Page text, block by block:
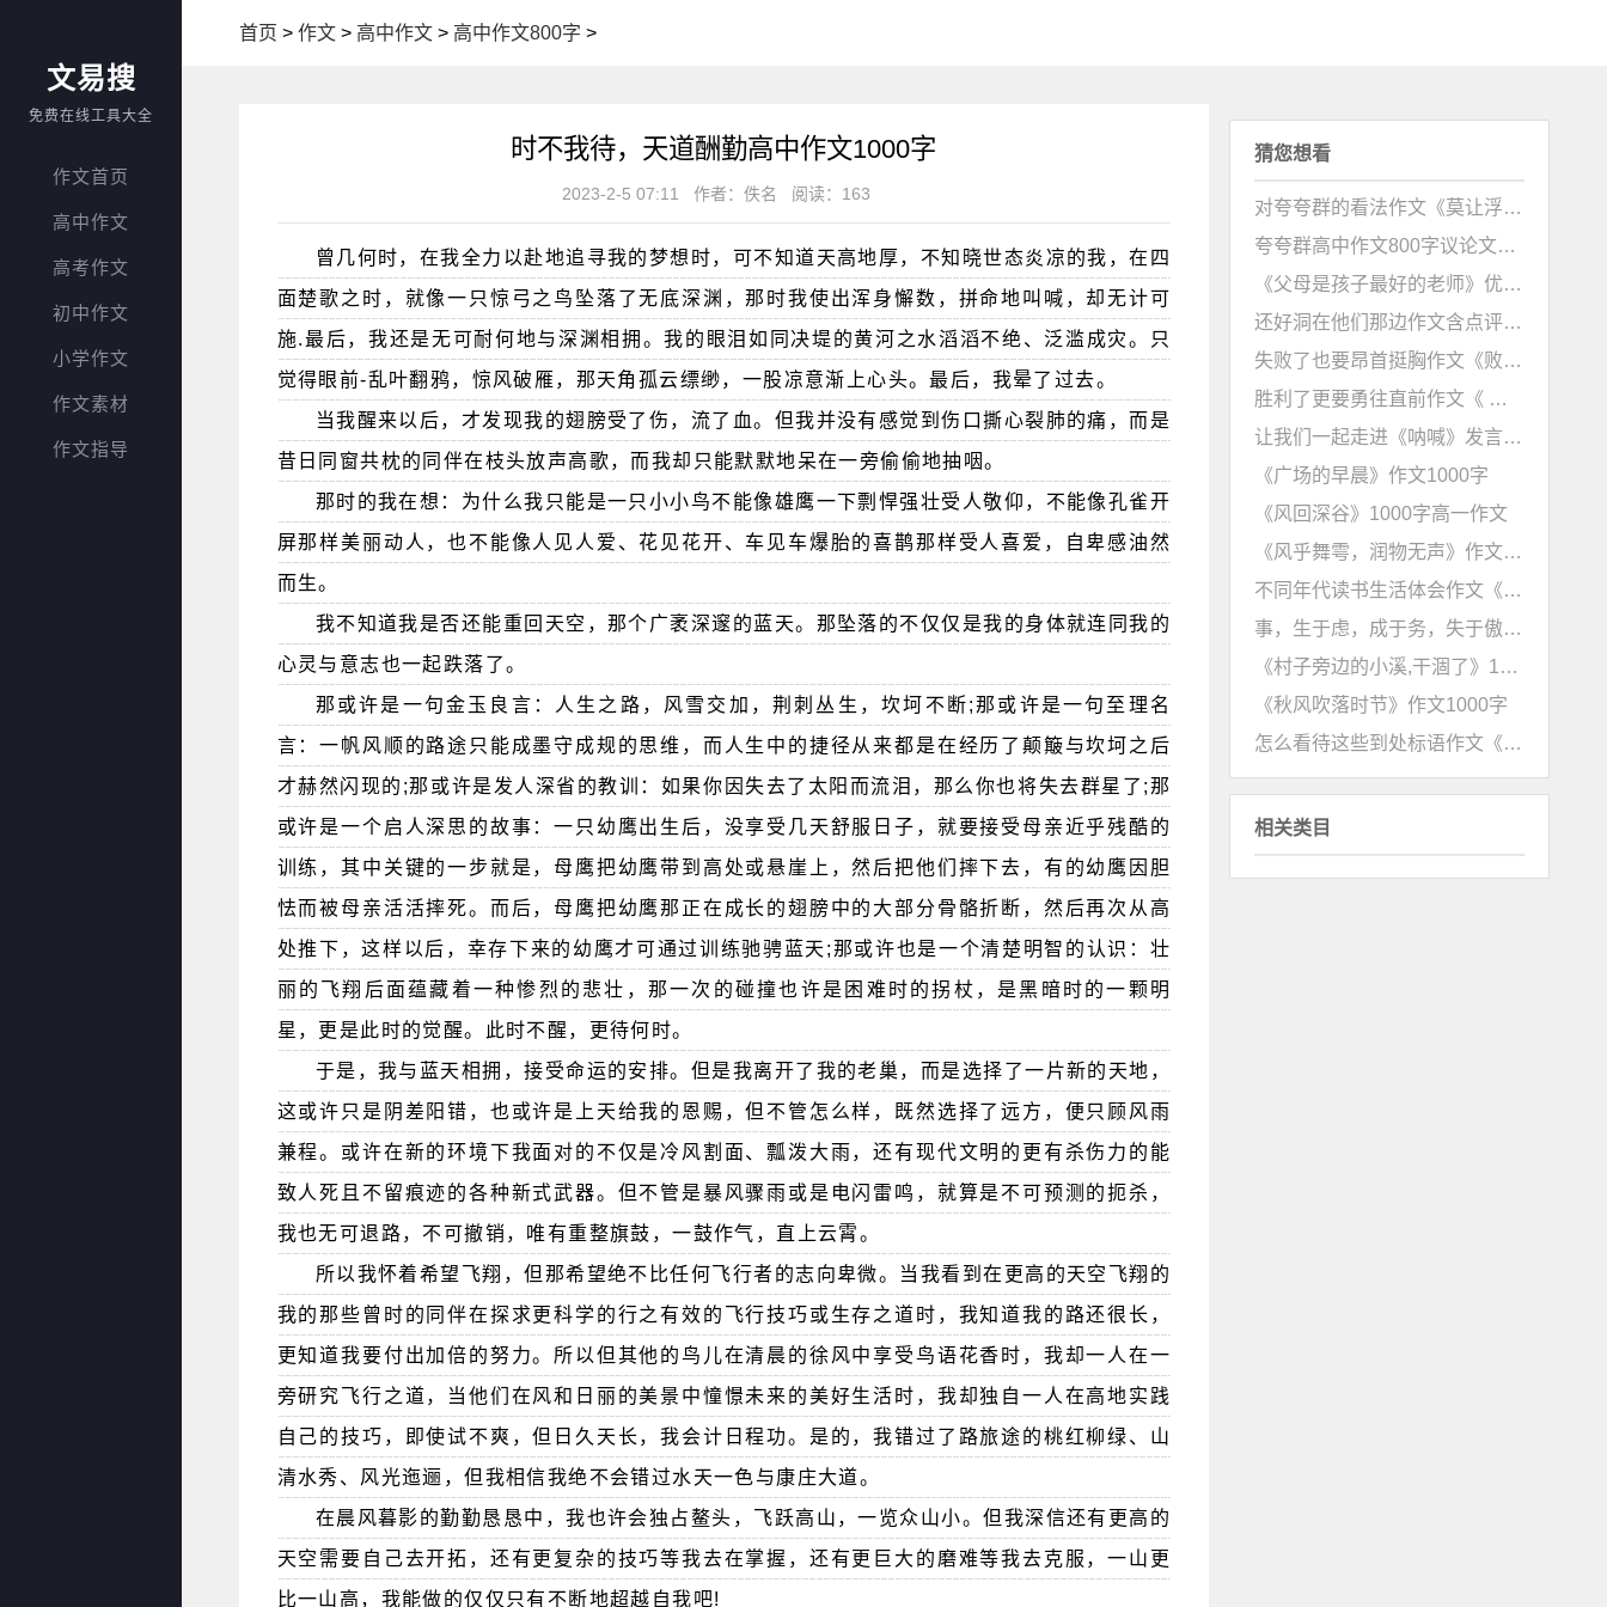
文易搜
免费在线工具大全
作文首页
高中作文
高考作文
初中作文
小学作文
作文素材
作文指导
首页 > 作文> 高中作文> 高中作文800字 >
时不我待，天道酬勤高中作文1000字
2023-2-5 07:11 作者：佚名 阅读：163
曾几何时，在我全力以赴地追寻我的梦想时，可不知道天高地厚，不知晓世态炎凉的我，在四
面楚歌之时，就像一只惊弓之鸟坠落了无底深渊，那时我使出浑身懈数，拼命地叫喊，却无计可
施.最后，我还是无可耐何地与深渊相拥。我的眼泪如同决堤的黄河之水滔滔不绝、泛滥成灾。只
觉得眼前-乱叶翻鸦，惊风破雁，那天角孤云缥缈，一股凉意渐上心头。最后，我晕了过去。
当我醒来以后，才发现我的翅膀受了伤，流了血。但我并没有感觉到伤口撕心裂肺的痛，而是
昔日同窗共枕的同伴在枝头放声高歌，而我却只能默默地呆在一旁偷偷地抽咽。
那时的我在想：为什么我只能是一只小小鸟不能像雄鹰一下剽悍强壮受人敬仰，不能像孔雀开
屏那样美丽动人，也不能像人见人爱、花见花开、车见车爆胎的喜鹊那样受人喜爱，自卑感油然
而生。
我不知道我是否还能重回天空，那个广袤深邃的蓝天。那坠落的不仅仅是我的身体就连同我的
心灵与意志也一起跌落了。
那或许是一句金玉良言：人生之路，风雪交加，荆刺丛生，坎坷不断;那或许是一句至理名
言：一帆风顺的路途只能成墨守成规的思维，而人生中的捷径从来都是在经历了颠簸与坎坷之后
才赫然闪现的;那或许是发人深省的教训：如果你因失去了太阳而流泪，那么你也将失去群星了;那
或许是一个启人深思的故事：一只幼鹰出生后，没享受几天舒服日子，就要接受母亲近乎残酷的
训练，其中关键的一步就是，母鹰把幼鹰带到高处或悬崖上，然后把他们摔下去，有的幼鹰因胆
怯而被母亲活活摔死。而后，母鹰把幼鹰那正在成长的翅膀中的大部分骨骼折断，然后再次从高
处推下，这样以后，幸存下来的幼鹰才可通过训练驰骋蓝天;那或许也是一个清楚明智的认识：壮
丽的飞翔后面蕴藏着一种惨烈的悲壮，那一次的碰撞也许是困难时的拐杖，是黑暗时的一颗明
星，更是此时的觉醒。此时不醒，更待何时。
于是，我与蓝天相拥，接受命运的安排。但是我离开了我的老巢，而是选择了一片新的天地，
这或许只是阴差阳错，也或许是上天给我的恩赐，但不管怎么样，既然选择了远方，便只顾风雨
兼程。或许在新的环境下我面对的不仅是冷风割面、瓢泼大雨，还有现代文明的更有杀伤力的能
致人死且不留痕迹的各种新式武器。但不管是暴风骤雨或是电闪雷鸣，就算是不可预测的扼杀，
我也无可退路，不可撤销，唯有重整旗鼓，一鼓作气，直上云霄。
所以我怀着希望飞翔，但那希望绝不比任何飞行者的志向卑微。当我看到在更高的天空飞翔的
我的那些曾时的同伴在探求更科学的行之有效的飞行技巧或生存之道时，我知道我的路还很长，
更知道我要付出加倍的努力。所以但其他的鸟儿在清晨的徐风中享受鸟语花香时，我却一人在一
旁研究飞行之道，当他们在风和日丽的美景中憧憬未来的美好生活时，我却独自一人在高地实践
自己的技巧，即使试不爽，但日久天长，我会计日程功。是的，我错过了路旅途的桃红柳绿、山
清水秀、风光迤逦，但我相信我绝不会错过水天一色与康庄大道。
在晨风暮影的勤勤恳恳中，我也许会独占鳌头，飞跃高山，一览众山小。但我深信还有更高的
天空需要自己去开拓，还有更复杂的技巧等我去在掌握，还有更巨大的磨难等我去克服，一山更
比一山高，我能做的仅仅只有不断地超越自我吧!
猜您想看
对夸夸群的看法作文《莫让浮夸遮望眼》
夸夸群高中作文800字议论文《“夸夸群”可以休矣》
《父母是孩子最好的老师》优秀作文800字
还好洞在他们那边作文含点评《冷漠旁观终损己，互助和谐共休戚》
失败了也要昂首挺胸作文《败时要昂首，胜时应直前》
胜利了更要勇往直前作文《 败须昂首面对，胜更勇往直前》
让我们一起走进《呐喊》发言稿作文
《广场的早晨》作文1000字
《风回深谷》1000字高一作文
《风乎舞雩，润物无声》作文1000字
不同年代读书生活体会作文《进步的是时代，不变的是初心》
事，生于虑，成于务，失于傲作文《扬创新之帆，圆中华之梦》
《村子旁边的小溪,干涸了》1000字高一作文
《秋风吹落时节》作文1000字
怎么看待这些到处标语作文《别让励志成为一种困扰 》
相关类目